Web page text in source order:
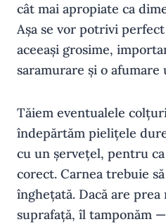
cât mai apropiate ca
Așa se vor potrivi
aceeași grosime,
saramurare și o afumare
Tăiem eventualele
îndepărtăm pielițele
cu un șervețel, pentru
corect. Carnea trebuie
înghețată. Dacă are
suprafață, îl tamponăm